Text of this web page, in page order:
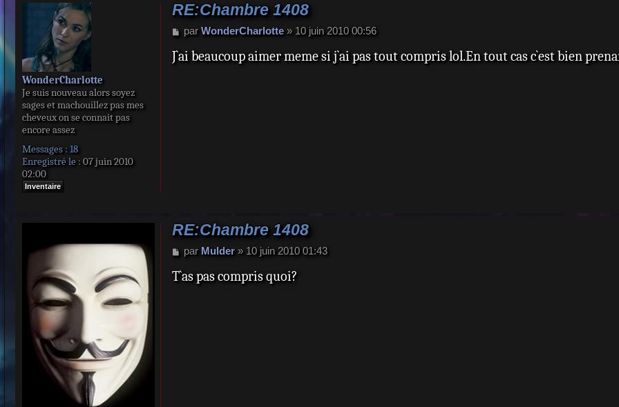
WonderCharlotte
Je suis nouveau alors soyez
sages et machouillez pas mes
cheveux on se connait pas
encore assez
Messages : 18
Enregistré le : 07 juin 2010
02:00
Inventaire
RE:Chambre 1408
M
s
par WonderCharlotte» 10 juin 2010 00:56
J`ai beaucoup aimer meme si j`ai pas tout compris lol.En tout cas c`est bien
RE:Chambre 1408
M
s
par Mulder» 10 juin 2010 01:43
T`as pas compris quoi?